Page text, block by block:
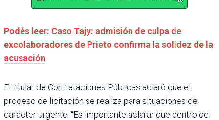
Podés leer: Caso Tajy: admisión de culpa de
excolaboradores de Prieto confirma la solidez de la
acusación
El titular de Contrataciones Públicas aclaró que el
proceso de licitación se realiza para situaciones de
carácter urgente. “Es importante aclarar que dentro de